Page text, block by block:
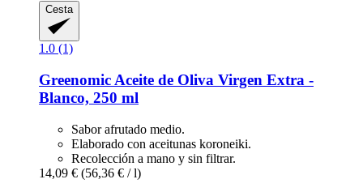
Cesta
1.0 (1)
Greenomic Aceite de Oliva Virgen Extra -​
Blanco, 250 ml
Sabor afrutado medio.
Elaborado con aceitunas koroneiki.
Recolección a mano y sin filtrar.
14,09 € (56,36 € / l)